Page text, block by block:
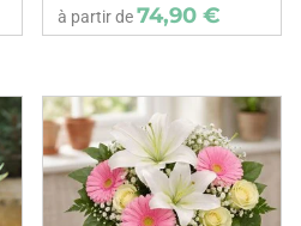
à partir de74,90 €